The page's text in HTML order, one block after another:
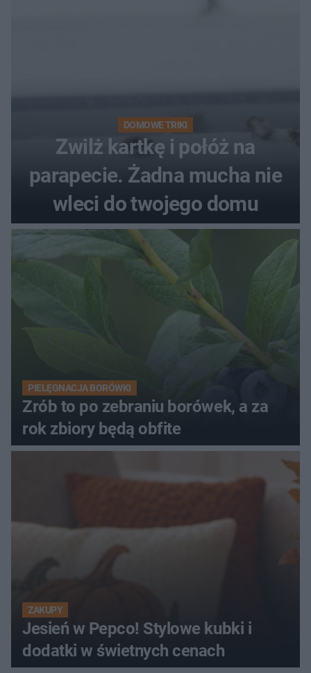
DOMOWE TRIKI
Zwilż kartkę i połóż na
parapecie. Żadna mucha nie
wleci do twojego domu
PIELĘGNACJA BORÓWKI
Zrób to po zebraniu borówek, a za
rok zbiory będą obfite
ZAKUPY
Jesień w Pepco! Stylowe kubki i
dodatki w świetnych cenach